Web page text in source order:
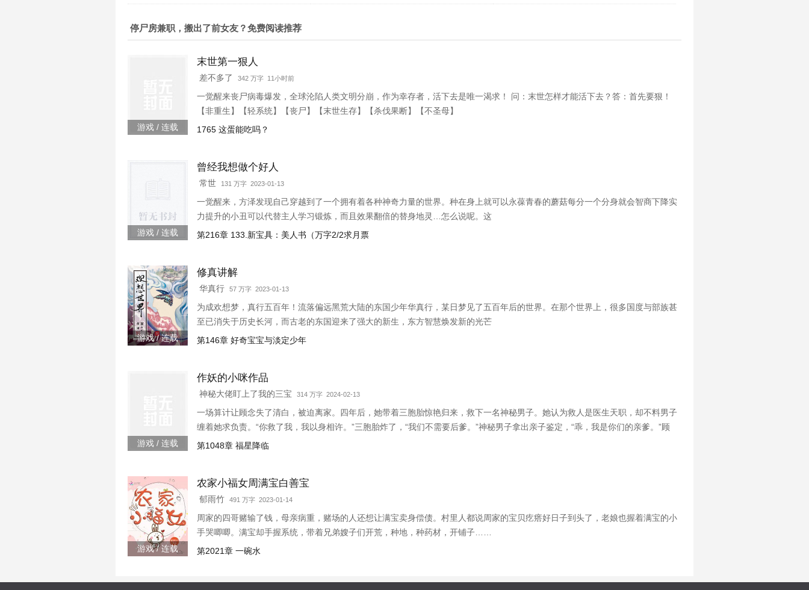
停尸房兼职，搬出了前女友？免费阅读推荐
游戏 / 连载
末世第一狠人
差不多了 342 万字 11小时前
一觉醒来丧尸病毒爆发，全球沦陷人类文明分崩，作为幸存者，活下去是唯一渴求！ 问：末世怎样才能活下去？答：首先要狠！
【非重生】【轻系统】【丧尸】【末世生存】【杀伐果断】【不圣母】
1765 这蛋能吃吗？
游戏 / 连载
曾经我想做个好人
常世 131 万字 2023-01-13
一觉醒来，方泽发现自己穿越到了一个拥有着各种神奇力量的世界。种在身上就可以永葆青春的蘑菇每分一个分身就会智商下降实
力提升的小丑可以代替主人学习锻炼，而且效果翻倍的替身地灵…怎么说呢。这
第216章 133.新宝具：美人书（万字2/2求月票
游戏 / 连载
修真讲解
华真行 57 万字 2023-01-13
为成欢想梦，真行五百年！流落偏远黑荒大陆的东国少年华真行，某日梦见了五百年后的世界。在那个世界上，很多国度与部族甚
至已消失于历史长河，而古老的东国迎来了强大的新生，东方智慧焕发新的光芒
第146章 好奇宝宝与淡定少年
游戏 / 连载
作妖的小咪作品
神秘大佬盯上了我的三宝 314 万字 2024-02-13
一场算计让顾念失了清白，被迫离家。四年后，她带着三胞胎惊艳归来，救下一名神秘男子。她认为救人是医生天职，却不料男子
缠着她求负责。“你救了我，我以身相许。”三胞胎炸了，“我们不需要后爹。”神秘男子拿出亲子鉴定，“乖，我是你们的亲爹。”顾
念抚额，带着三胞胎就跑路……外界传闻，商界霸主陆寒沉被一个单亲妈妈缠上了，坐等顾念被甩。殊不知霸总每晚都在哄：
第1048章 福星降临
游戏 / 连载
农家小福女周满宝白善宝
郁雨竹 491 万字 2023-01-14
周家的四哥赌输了钱，母亲病重，赌场的人还想让满宝卖身偿债。村里人都说周家的宝贝疙瘩好日子到头了，老娘也握着满宝的小
手哭唧唧。满宝却手握系统，带着兄弟嫂子们开荒，种地，种药材，开铺子……
第2021章 一碗水